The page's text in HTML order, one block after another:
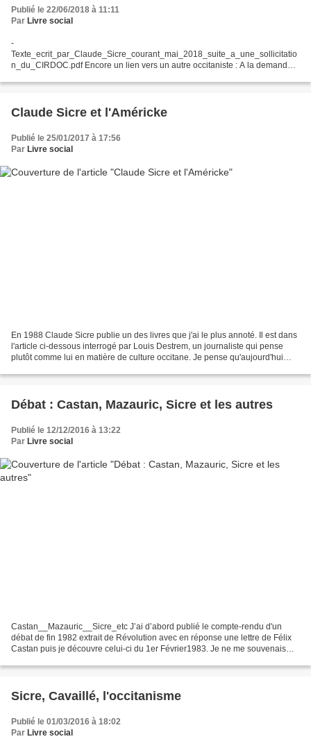
Publié le 22/06/2018 à 11:11
Par Livre social
-
Texte_ecrit_par_Claude_Sicre_courant_mai_2018_suite_a_une_sollicitatio
n_du_CIRDOC.pdf Encore un lien vers un autre occitaniste : A la demande
peu plus. Je n'ai pas mis mon commentaire...
Claude Sicre et l'Américke
Publié le 25/01/2017 à 17:56
Par Livre social
En 1988 Claude Sicre publie un des livres que j'ai le plus annoté. Il est dans
l'article ci-dessous interrogé par Louis Destrem, un journaliste qui pense
plutôt comme lui en matière de culture occitane. Je pense qu'aujourd'hui
Débat : Castan, Mazauric, Sicre et les autres
Publié le 12/12/2016 à 13:22
Par Livre social
Castan__Mazauric__Sicre_etc J’ai d’abord publié le compte-rendu d'un
débat de fin 1982 extrait de Révolution avec en réponse une lettre de Félix
Castan puis je découvre celui-ci du 1er Février1983. Je ne me souvenais
Sicre, Cavaillé, l'occitanisme
Publié le 01/03/2016 à 18:02
Par Livre social